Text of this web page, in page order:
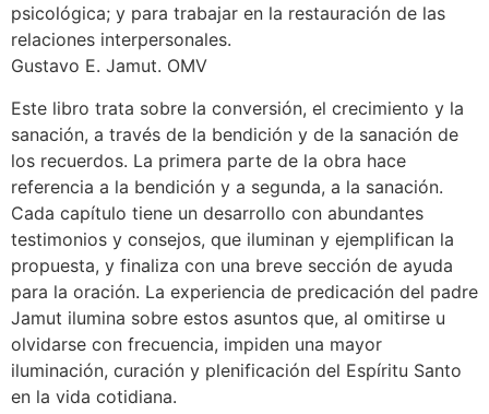
psicológica; y para trabajar en la restauración de las
relaciones interpersonales.
Gustavo E. Jamut. OMV
Este libro trata sobre la conversión, el crecimiento y la
sanación, a través de la bendición y de la sanación de
los recuerdos. La primera parte de la obra hace
referencia a la bendición y a segunda, a la sanación.
Cada capítulo tiene un desarrollo con abundantes
testimonios y consejos, que iluminan y ejemplifican la
propuesta, y finaliza con una breve sección de ayuda
para la oración. La experiencia de predicación del padre
Jamut ilumina sobre estos asuntos que, al omitirse u
olvidarse con frecuencia, impiden una mayor
iluminación, curación y plenificación del Espíritu Santo
en la vida cotidiana.